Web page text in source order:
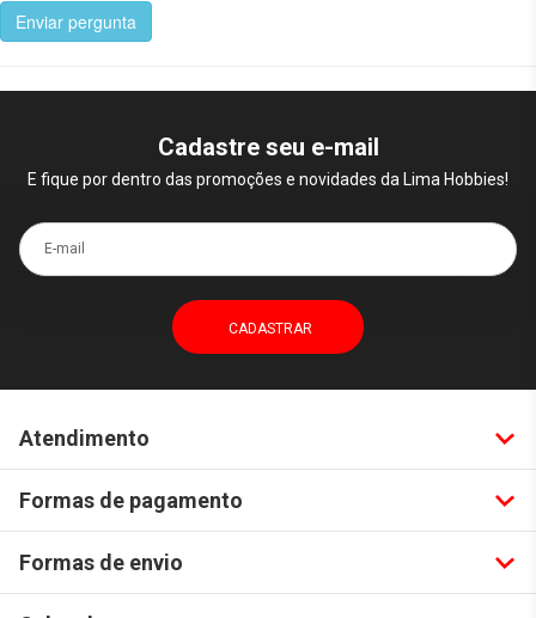
Enviar pergunta
Cadastre seu e-mail
E fique por dentro das promoções e novidades da Lima Hobbies!
E-mail
Atendimento
Formas de pagamento
Formas de envio